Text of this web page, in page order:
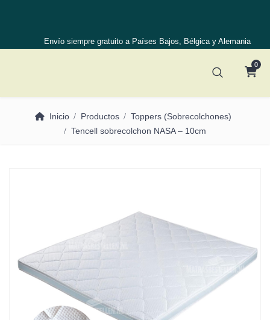
Envío siempre gratuito a Países Bajos, Bélgica y Alemania
0
Inicio Productos
Toppers (Sobrecolchones)
Tencell sobrecolchon NASA – 10cm